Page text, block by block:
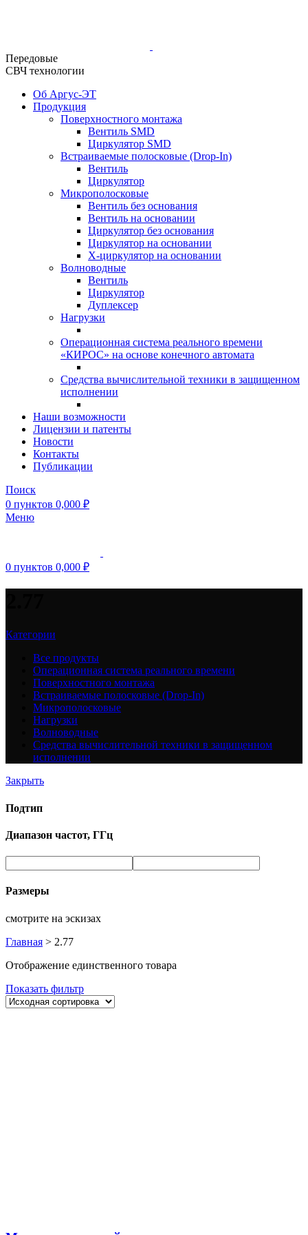
Передовые
СВЧ технологии
Об Аргус-ЭТ
Продукция
Поверхностного монтажа
Вентиль SMD
Циркулятор SMD
Встраиваемые полосковые (Drop-In)
Вентиль
Циркулятор
Микрополосковые
Вентиль без основания
Вентиль на основании
Циркулятор без основания
Циркулятор на основании
Х-циркулятор на основании
Волноводные
Вентиль
Циркулятор
Дуплексер
Нагрузки
Операционная система реального времени
«КИРОС» на основе конечного автомата
Средства вычислительной техники в защищенном
исполнении
Наши возможности
Лицензии и патенты
Новости
Контакты
Публикации
Поиск
0 пунктов 0,000 ₽
Меню
0 пунктов 0,000 ₽
Категории
Все продукты
Операционная система реального времени
Поверхностного монтажа
Встраиваемые полосковые (Drop-In)
Микрополосковые
Нагрузки
Волноводные
Средства вычислительной техники в защищенном
исполнении
Закрыть
Подтип
Диапазон частот, ГГц
Размеры
смотрите на эскизах
Главная > 2.77
Отображение единственного товара
Показать фильтр